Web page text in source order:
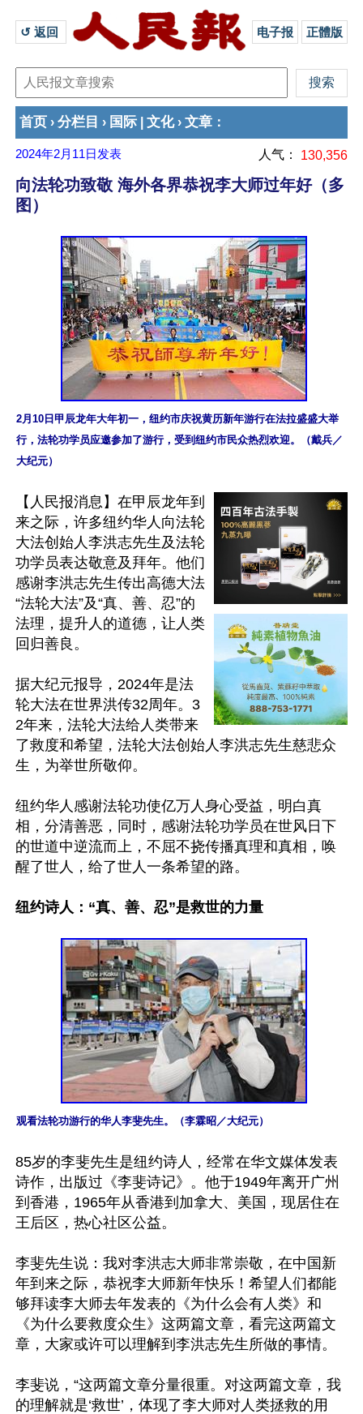
↺ 返回 电子报 正體版
首页 › 分栏目 › 国际 文化› 文章 ：
2024年2月11日 发表 人气： 130,356
向法轮功致敬 海外各界恭祝李大师过年好（多
图）
2月10日甲辰龙年大年初一，纽约市庆祝黄历新年游行在法拉盛盛大举
行，法轮功学员应邀参加了游行，受到纽约市民众热烈欢迎。（戴兵／
大纪元）
【人民报消息】在甲辰龙年到
来之际，许多纽约华人向法轮
大法创始人李洪志先生及法轮
功学员表达敬意及拜年。他们
感谢李洪志先生传出高德大法
“法轮大法”及“真、善、忍”的
法理，提升人的道德，让人类
回归善良。
据大纪元报导，2024年是法
轮大法在世界洪传32周年。3
2年来，法轮大法给人类带来
了救度和希望，法轮大法创始人李洪志先生慈悲众
生，为举世所敬仰。
纽约华人感谢法轮功使亿万人身心受益，明白真
相，分清善恶，同时，感谢法轮功学员在世风日下
的世道中逆流而上，不屈不挠传播真理和真相，唤
醒了世人，给了世人一条希望的路。
纽约诗人：“真、善、忍”是救世的力量
观看法轮功游行的华人李斐先生。（李霖昭／大纪元）
85岁的李斐先生是纽约诗人，经常在华文媒体发表
诗作，出版过《李斐诗记》。他于1949年离开广州
到香港，1965年从香港到加拿大、美国，现居住在
王后区，热心社区公益。
李斐先生说：我对李洪志大师非常崇敬，在中国新
年到来之际，恭祝李大师新年快乐！希望人们都能
够拜读李大师去年发表的《为什么会有人类》和
《为什么要救度众生》这两篇文章，看完这两篇文
章，大家或许可以理解到李洪志先生所做的事情。
李斐说，“这两篇文章分量很重。对这两篇文章，我
的理解就是‘救世’，体现了李大师对人类拯救的用